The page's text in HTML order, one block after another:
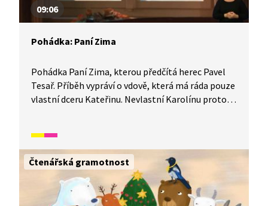
09:06
Pohádka: Paní Zima
Pohádka Paní Zima, kterou předčítá herec Pavel
Tesař. Příběh vypráví o vdově, která má ráda pouze
vlastní dceru Kateřinu. Nevlastní Karolínu proto
Karolína díky své laskavé povaze vrátí ověšená
zlatem.
Čtenářská gramotnost